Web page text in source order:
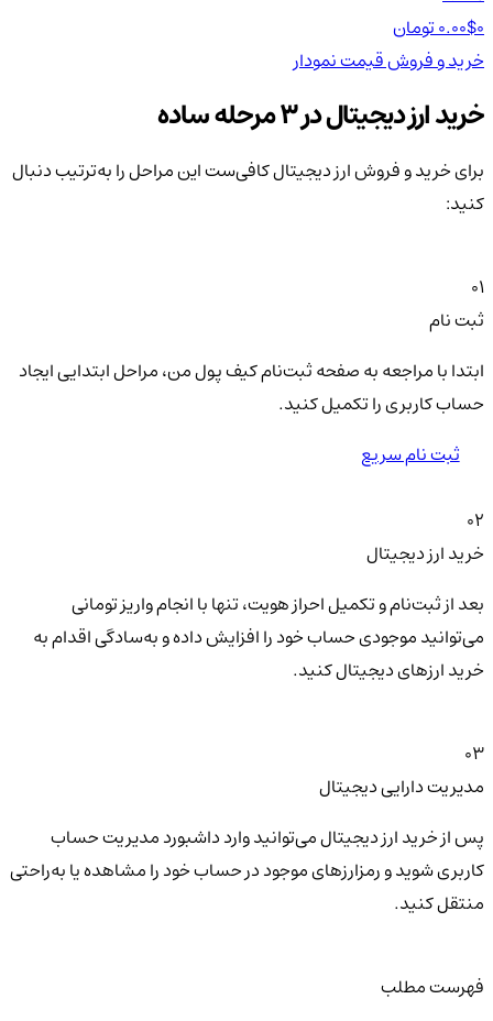
0.00$
خرید و فروشقیمتنمودار
خرید ارز دیجیتال در 3 مرحله ساده
برای خرید و فروش ارز دیجیتال کافی‌ست این مراحل را به‌ترتیب دنبال
کنید:
01
ثبت نام
ابتدا با مراجعه به صفحه ثبت‌نام کیف‌ پول من، مراحل ابتدایی ایجاد
حساب کاربری را تکمیل کنید.
ثبت نام سریع
02
خرید ارز دیجیتال
بعد از ثبت‌نام و تکمیل احراز هویت، تنها با انجام واریز تومانی
می‌توانید موجودی حساب خود را افزایش داده و به‌سادگی اقدام به
خرید ارزهای دیجیتال کنید.
03
مدیریت دارایی دیجیتال
پس از خرید ارز دیجیتال می‌توانید وارد داشبورد مدیریت حساب
کاربری شوید و رمزارزهای موجود در حساب خود را مشاهده یا به‌راحتی
منتقل کنید.
فهرست مطلب